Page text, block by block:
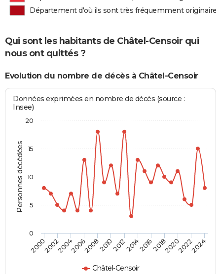
Département d'où ils sont très fréquemment originaires
Qui sont les habitants de Châtel-Censoir qui
nous ont quittés ?
Evolution du nombre de décès à Châtel-Censoir
Personnes décédées
Données exprimées en nombre de décès (source :
Insee)
Châtel-Censoir
2000200220042006200820102012201420162018202020222024
0
5
10
15
20